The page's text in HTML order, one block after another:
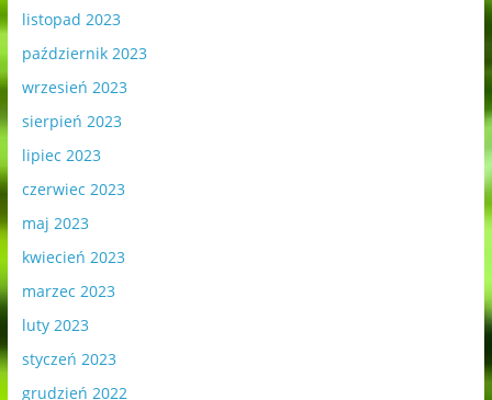
listopad 2023
październik 2023
wrzesień 2023
sierpień 2023
lipiec 2023
czerwiec 2023
maj 2023
kwiecień 2023
marzec 2023
luty 2023
styczeń 2023
grudzień 2022